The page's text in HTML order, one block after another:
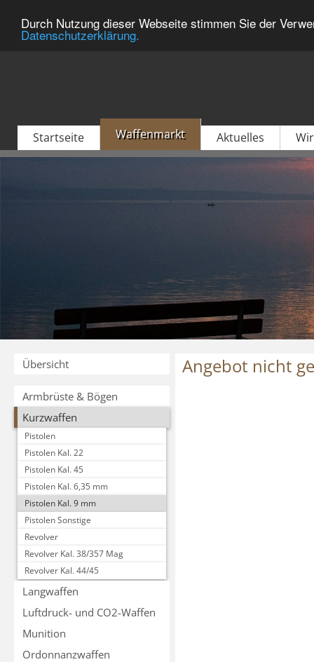
Durch Nutzung dieser Webseite stimmen Sie der
Datenschutzerklärung.
Startseite Waffenmarkt Aktuelles
Übersicht
Armbrüste & Bögen
Kurzwaffen
Pistolen
Pistolen Kal. 22
Pistolen Kal. 45
Pistolen Kal. 6,35 mm
Pistolen Kal. 9 mm
Pistolen Sonstige
Revolver
Revolver Kal. 38/357 Mag
Revolver Kal. 44/45
Langwaffen
Luftdruck- und CO2-Waffen
Munition
Ordonnanzwaffen
Angebot nicht